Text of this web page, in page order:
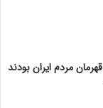
مردم ایران بودند